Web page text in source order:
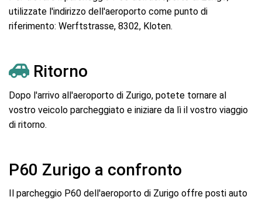
utilizzate l'indirizzo dell'aeroporto come punto di
riferimento: Werftstrasse, 8302, Kloten.
Ritorno
Dopo l'arrivo all'aeroporto di Zurigo, potete tornare al
vostro veicolo parcheggiato e iniziare da lì il vostro viaggio
di ritorno.
P60 Zurigo a confronto
Il parcheggio P60 dell'aeroporto di Zurigo offre posti auto